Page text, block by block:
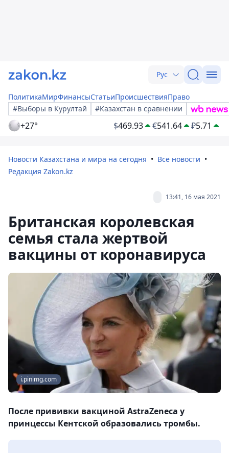
Рус
ПолитикаМирФинансыСтатьиПроисшествияПраво
#Выборы в Курултай
#Казахстан в сравнении
+27° $469.93 €541.64 ₽5.71
Новости Казахстана и мира на сегодня
Все новости
Редакция Zakon.kz
13:41, 16 мая 2021
Британская королевская
семья стала жертвой
вакцины от коронавируса
i.pinimg.com
После прививки вакциной AstraZeneca у
принцессы Кентской образовались тромбы.